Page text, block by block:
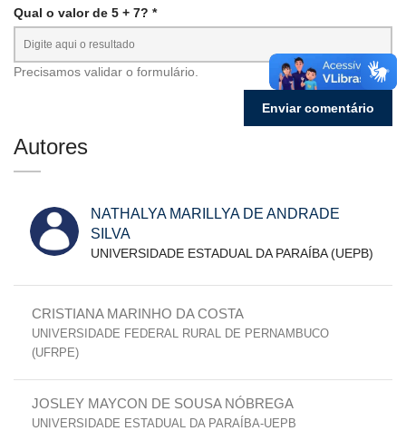
Qual o valor de 5 + 7? *
Precisamos validar o formulário.
Autores
NATHALYA MARILLYA DE ANDRADE
SILVA
UNIVERSIDADE ESTADUAL DA PARAÍBA (UEPB)
CRISTIANA MARINHO DA COSTA
UNIVERSIDADE FEDERAL RURAL DE PERNAMBUCO
(UFRPE)
JOSLEY MAYCON DE SOUSA NÓBREGA
UNIVERSIDADE ESTADUAL DA PARAÍBA-UEPB